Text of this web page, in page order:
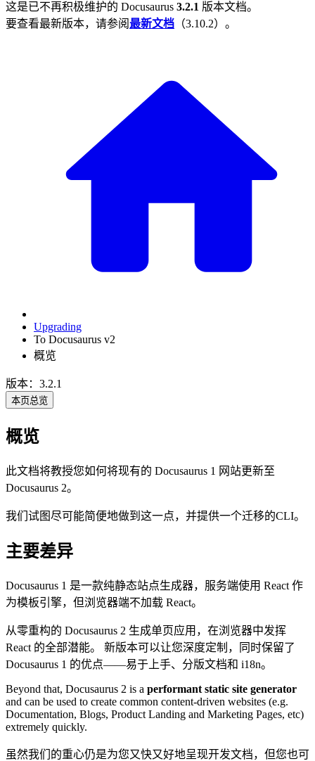
这是已不再积极维护的 Docusaurus 3.2.1 版本文档。
要查看最新版本，请参阅最新文档 （3.10.2）。
Upgrading
To Docusaurus v2
概览
版本：3.2.1
本页总览
概览
此文档将教授您如何将现有的 Docusaurus 1 网站更新至
Docusaurus 2。
我们试图尽可能简便地做到这一点，并提供一个迁移的CLI。
主要差异
Docusaurus 1 是一款纯静态站点生成器，服务端使用 React 作
为模板引擎，但浏览器端不加载 React。
从零重构的 Docusaurus 2 生成单页应用，在浏览器中发挥
React 的全部潜能。 新版本可以让您深度定制，同时保留了
Docusaurus 1 的优点――易于上手、分版文档和 i18n。
Beyond that, Docusaurus 2 is a performant static site generator
and can be used to create common content-driven websites (e.g.
Documentation, Blogs, Product Landing and Marketing Pages, etc)
extremely quickly.
虽然我们的重心仍是为您又快又好地呈现开发文档，但您也可